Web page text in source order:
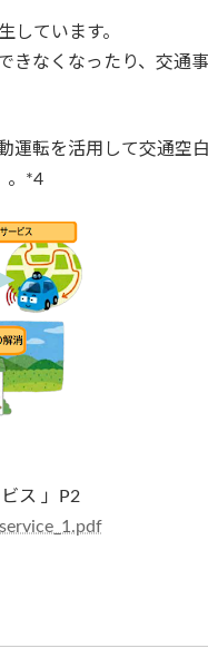
しています。
きなくなったり、交通
運転を活用して交通空
。*4
ス 」P2